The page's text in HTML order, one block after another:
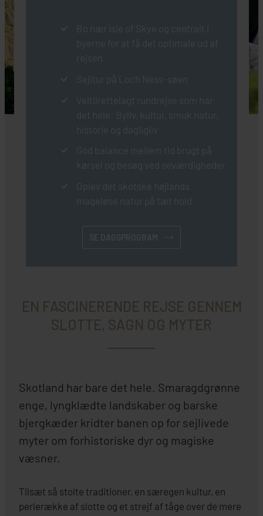
Bo nær Isle of Skye og centralt i
byerne for at få det optimale ud af
rejsen
Sejltur på Loch Ness-søen
Veltilrettelagt rundrejse som har
det hele: Byliv, kultur, smuk natur,
historie og dagligliv
God balance mellem tid brugt på
kørsel og besøg ved seværdigheder
Oplev det skotske højlands
mageløse natur på tæt hold
SE DAGSPROGRAM
EN FASCINERENDE REJSE GENNEM
SLOTTE, SAGN OG MYTER
Skotland har bare det hele. Smaragdgrønne
enge, lyngklædte landskaber og barske
bjergkæder kridter banen op for sejlivede
myter om forhistoriske dyr og magiske
væsner.
Tilsæt så stolte traditioner, en særegen kultur, en
perlerække af slotte og et strejf af tåge over de mere